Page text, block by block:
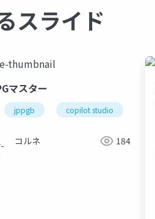
スライド
マスター
jppgb copilot studio
コルネ 184